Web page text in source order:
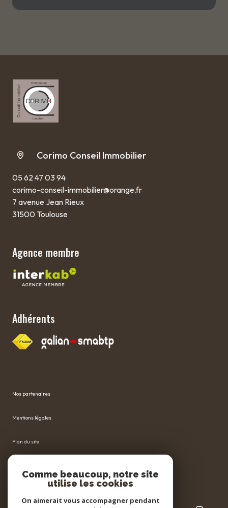
Corimo Conseil Immobilier
05 62 47 03 94
corimo-conseil-immobilier@orange.fr
7 avenue Jean Rieux
31500 Toulouse
Agence membre
Adhérents
Nos partenaires
Mentions légales
Plan du site
Comme beaucoup, notre site
utilise les cookies
On aimerait vous accompagner pendant